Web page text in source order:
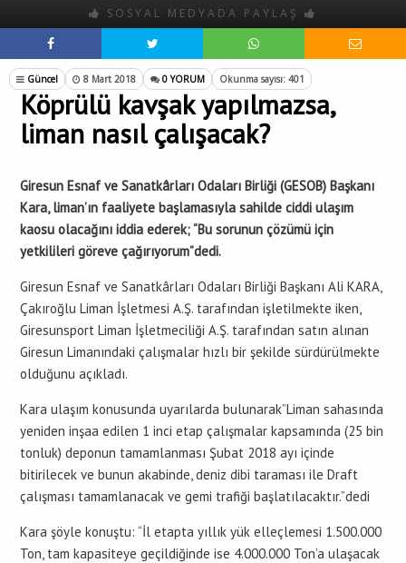
SOSYAL MEDYADA PAYLAŞ
Güncel 8 Mart 2018 0 YORUM Okunma sayısı: 401
Köprülü kavşak yapılmazsa,
liman nasıl çalışacak?
Giresun Esnaf ve Sanatkârları Odaları Birliği (GESOB) Başkanı
Kara, liman’ın faaliyete başlamasıyla sahilde ciddi ulaşım
kaosu olacağını iddia ederek; “Bu sorunun çözümü için
yetkilileri göreve çağırıyorum”dedi.
Giresun Esnaf ve Sanatkârları Odaları Birliği Başkanı Ali KARA,
Çakıroğlu Liman İşletmesi A.Ş. tarafından işletilmekte iken,
Giresunsport Liman İşletmeciliği A.Ş. tarafından satın alınan
Giresun Limanındaki çalışmalar hızlı bir şekilde sürdürülmekte
olduğunu açıkladı.
Kara ulaşım konusunda uyarılarda bulunarak”Liman sahasında
yeniden inşaa edilen 1 inci etap çalışmalar kapsamında (25 bin
tonluk) deponun tamamlanması Şubat 2018 ayı içinde
bitirilecek ve bunun akabinde, deniz dibi taraması ile Draft
çalışması tamamlanacak ve gemi trafiği başlatılacaktır.”dedi
Kara şöyle konuştu: “İl etapta yıllık yük elleçlemesi 1.500.000
Ton, tam kapasiteye geçildiğinde ise 4.000.000 Ton’a ulaşacak